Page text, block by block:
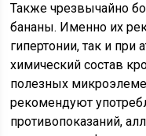
Также чрезвычайно
бананы. Именно их
гипертонии, так и при
химический состав
полезных
рекомендуют
противопоказаний,